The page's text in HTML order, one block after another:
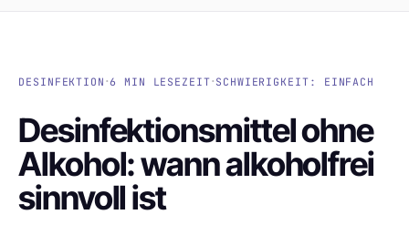
DESINFEKTION ·6 MIN LESEZEIT· SCHWIERIGKEIT: EINFACH
Desinfektionsmittel ohne
Alkohol: wann alkoholfrei
sinnvoll ist